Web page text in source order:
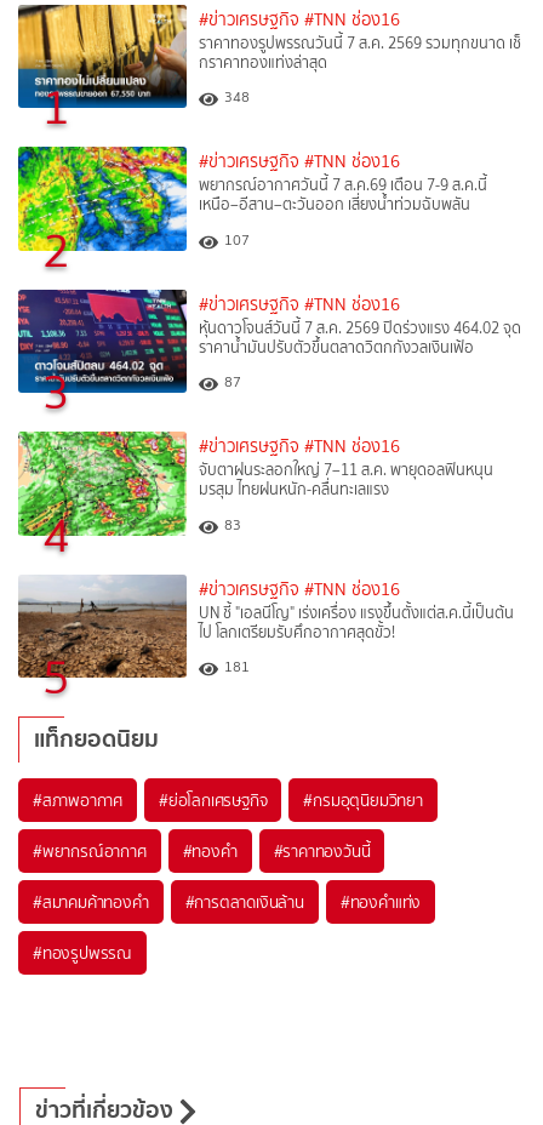
1
#ข่าวเศรษฐกิจ #TNN ช่อง16
ราคาทองรูปพรรณวันนี้ 7 ส.ค. 2569 รวมทุกขนาด เช็
กราคาทองแท่งล่าสุด
348
2
#ข่าวเศรษฐกิจ #TNN ช่อง16
พยากรณ์อากาศวันนี้ 7 ส.ค.69 เตือน 7-9 ส.ค.นี้
เหนือ–อีสาน–ตะวันออก เสี่ยงน้ำท่วมฉับพลัน
107
3
#ข่าวเศรษฐกิจ #TNN ช่อง16
หุ้นดาวโจนส์วันนี้ 7 ส.ค. 2569 ปิดร่วงแรง 464.02 จุด
ราคาน้ำมันปรับตัวขึ้นตลาดวิตกกังวลเงินเฟ้อ
87
4
#ข่าวเศรษฐกิจ #TNN ช่อง16
จับตาฝนระลอกใหญ่ 7–11 ส.ค. พายุดอลฟินหนุน
มรสุม ไทยฝนหนัก-คลื่นทะเลแรง
83
5
#ข่าวเศรษฐกิจ #TNN ช่อง16
UN ชี้ "เอลนีโญ" เร่งเครื่อง แรงขึ้นตั้งแต่ส.ค.นี้เป็นต้น
ไป โลกเตรียมรับศึกอากาศสุดขั้ว!
181
แท็กยอดนิยม
#สภาพอากาศ #ย่อโลกเศรษฐกิจ #กรมอุตุนิยมวิทยา
#พยากรณ์อากาศ #ทองคำ #ราคาทองวันนี้
#สมาคมค้าทองคำ #การตลาดเงินล้าน #ทองคำแท่ง
#ทองรูปพรรณ
ข่าวที่เกี่ยวข้อง